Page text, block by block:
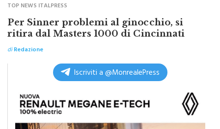
TOP NEWS ITALPRESS
Per Sinner problemi al ginocchio, si
ritira dal Masters 1000 di Cincinnati
di